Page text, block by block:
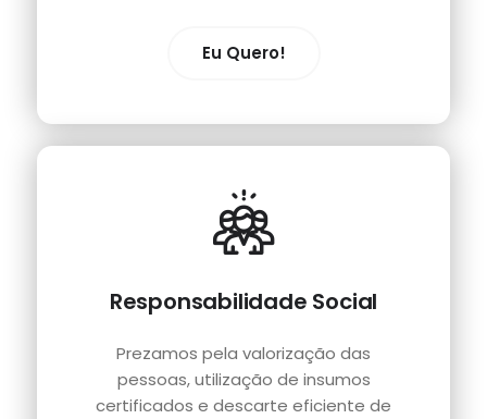
Eu Quero!
Responsabilidade Social
Prezamos pela valorização das
pessoas, utilização de insumos
certificados e descarte eficiente de